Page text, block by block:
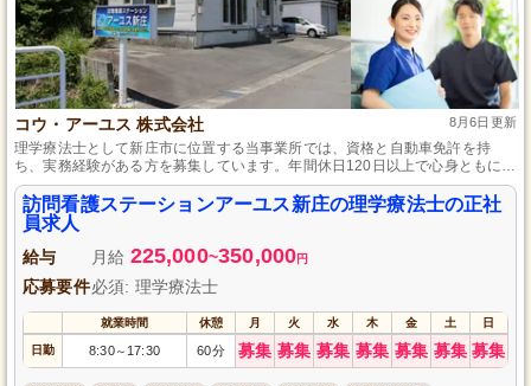
コウ・アーユス 株式会社 8月6日更新
理学療法士として新庄市に位置する当事業所では、資格と自動車免許を持
ち、実務経験がある方を募集しています。年間休日120日以上で心身ともにゆ
とりを持って働け、育児支援や託児所も完備しており、小さなお子さんがい
る方でも安心してご就業いただけます。あなたの経験を活かし、利用者さま
の人生をサポートするやりがいのあるお仕事です。
訪問看護ステーションアーユス新庄の理学療法士の正社
員求人
給与 月給 225,000~350,000円
応募要件必須: 理学療法士
就業時間 休憩 月 火 水 木 金 土 日
日勤 8:30～ 17:30 60分 募集 募集 募集 募集 募集 募集 募集